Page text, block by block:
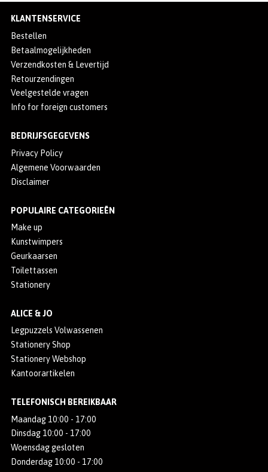
KLANTENSERVICE
Bestellen
Betaalmogelijkheden
Verzendkosten & Levertijd
Retourzendingen
Veelgestelde vragen
Info for foreign customers
BEDRIJFSGEGEVENS
Privacy Policy
Algemene Voorwaarden
Disclaimer
POPULAIRE CATEGORIEËN
Make up
Kunstwimpers
Geurkaarsen
Toilettassen
Stationery
ALICE & JO
Legpuzzels Volwassenen
Stationery Shop
Stationery Webshop
Kantoorartikelen
TELEFONISCH BEREIKBAAR
Maandag 10:00 - 17:00
Dinsdag 10:00 - 17:00
Woensdag gesloten
Donderdag 10:00 - 17:00